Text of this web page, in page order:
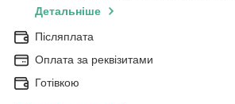
Детальніше
Післяплата
Оплата за реквізитами
Готівкою